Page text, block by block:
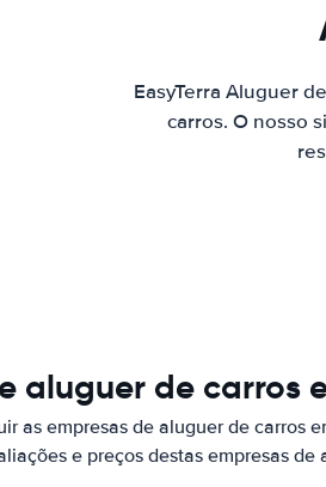
EasyTerra Aluguer
carros. O nosso
aluguer de carros
as empresas de aluguer de carros
e preços destas empresas